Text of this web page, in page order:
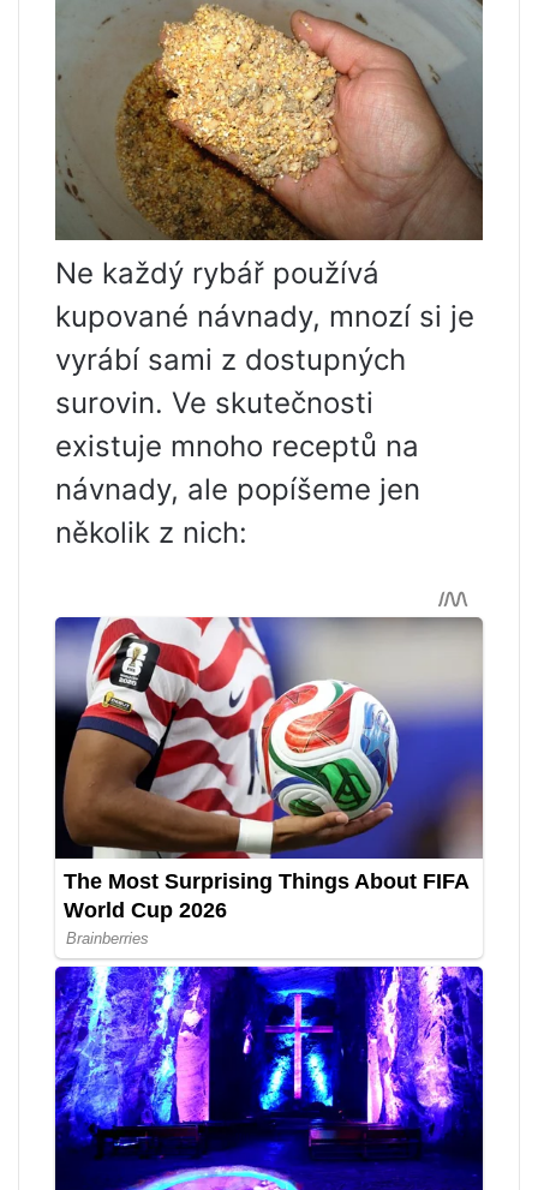
Ne každý rybář používá
kupované návnady, mnozí si je
vyrábí sami z dostupných
surovin. Ve skutečnosti
existuje mnoho receptů na
návnady, ale popíšeme jen
několik z nich: